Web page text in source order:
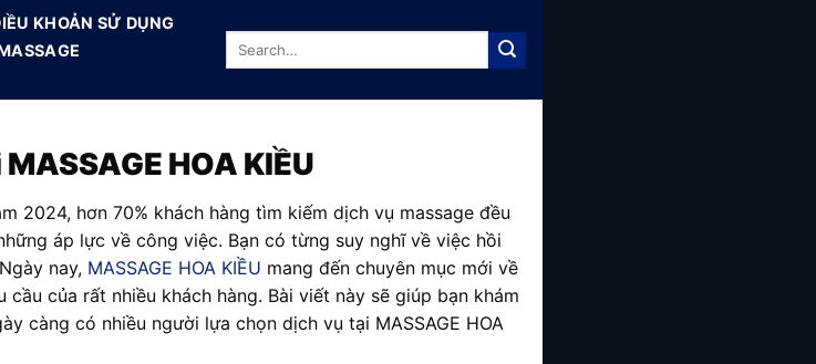
KHOẢN SỬ DỤNG
HOA KIỀU
2024, hơn 70% khách hàng tìm kiếm dịch vụ massage đều
áp lực về công việc. Bạn có từng suy nghĩ về việc hồi
nay, MASSAGE HOA KIỀU mang đến chuyên mục mới về
cầu của rất nhiều khách hàng. Bài viết này sẽ giúp bạn khám
càng có nhiều người lựa chọn dịch vụ tại MASSAGE HOA